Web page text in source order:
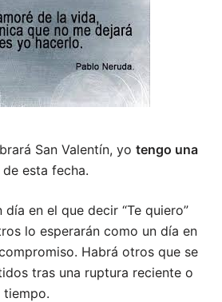
San Valentín, yo tengo una
de esta fecha.
día en el que decir “Te quiero”
lo esperarán como un día en
Habrá otros que se
tras una ruptura reciente o
tiempo.